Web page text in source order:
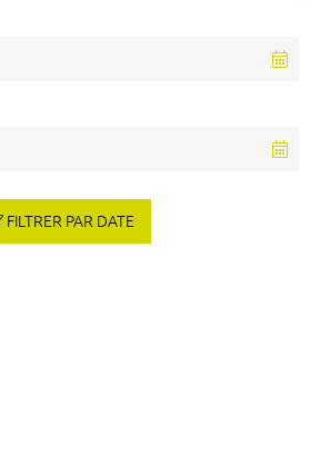
FILTRER PAR DATE